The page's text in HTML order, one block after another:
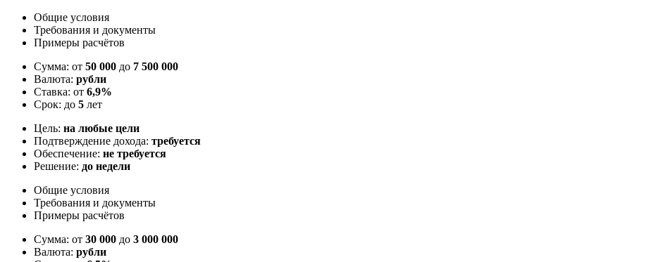
Общие условия
Требования и документы
Примеры расчётов
Сумма: от 50 000 до 7 500 000
Валюта: рубли
Ставка: от 6,9%
Срок: до 5 лет
Цель: на любые цели
Подтверждение дохода: требуется
Обеспечение: не требуется
Решение: до недели
Общие условия
Требования и документы
Примеры расчётов
Сумма: от 30 000 до 3 000 000
Валюта: рубли